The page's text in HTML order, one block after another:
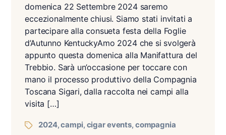
domenica 22 Settembre 2024 saremo
eccezionalmente chiusi. Siamo stati invitati a
partecipare alla consueta festa della Foglie
d’Autunno KentuckyAmo 2024 che si svolgerà
appunto questa domenica alla Manifattura del
Trebbio. Sarà un’occasione per toccare con
mano il processo produttivo della Compagnia
Toscana Sigari, dalla raccolta nei campi alla
visita […]
2024,campi, cigar events, compagnia